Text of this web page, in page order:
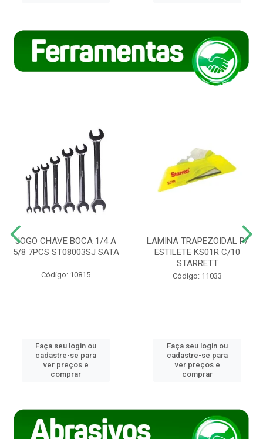
JOGO CHAVE BOCA 1/4 A
5/8 7PCS ST08003SJ SATA
Código: 10815
Faça seu login ou
cadastre-se para
ver preços e
comprar
LAMINA TRAPEZOIDAL P/
ESTILETE KS01R C/10
STARRETT
Código: 11033
Faça seu login ou
cadastre-se para
ver preços e
comprar